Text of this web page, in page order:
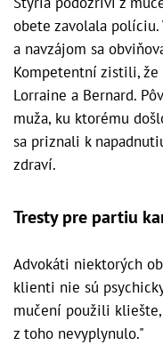
obete zavolala
a navzájom sa
Kompetentní zistili,
Lorraine a Bernard.
muža, ku ktorému
sa priznali k
zdraví.
Tresty pre partiu
Advokáti niektorých
klienti nie sú
mučení použili
z toho nevyplynulo."